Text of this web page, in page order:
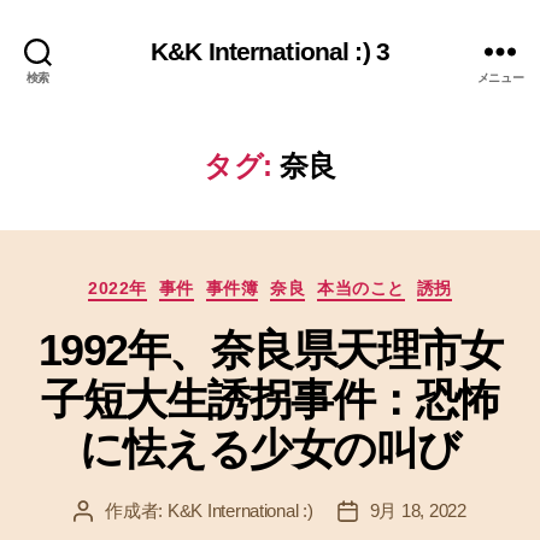
検索
K&K International :) 3
メニュー
タグ: 奈良
カ
ゴ
リ
ー
2022年 事件 事件簿 奈良 本当のこと 誘拐
1992年、奈良県天理市女
子短大生誘拐事件：恐怖
に怯える少女の叫び
投 作成者: K&K International :)
投 9月 18, 2022